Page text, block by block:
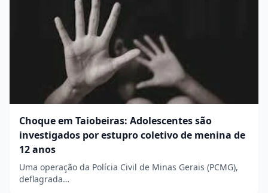
Choque em Taiobeiras: Adolescentes são
investigados por estupro coletivo de menina de
12 anos
Uma operação da Polícia Civil de Minas Gerais (PCMG),
deflagrada…